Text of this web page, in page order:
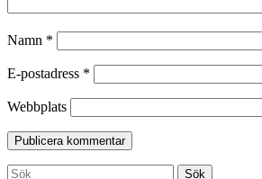
Namn *
E-postadress *
Webbplats
Search
Sök